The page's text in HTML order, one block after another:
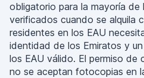
obligatorio para la mayoría
verificados cuando se alquila
residentes en los EAU
identidad de los Emiratos y
los EAU válido. El permiso de
no se aceptan fotocopias en